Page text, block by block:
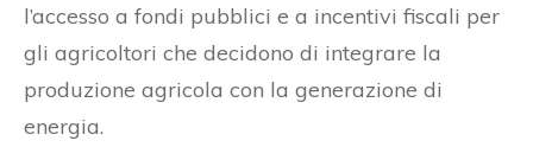
l’accesso a fondi pubblici e a incentivi fiscali per
gli agricoltori che decidono di integrare la
produzione agricola con la generazione di
energia.